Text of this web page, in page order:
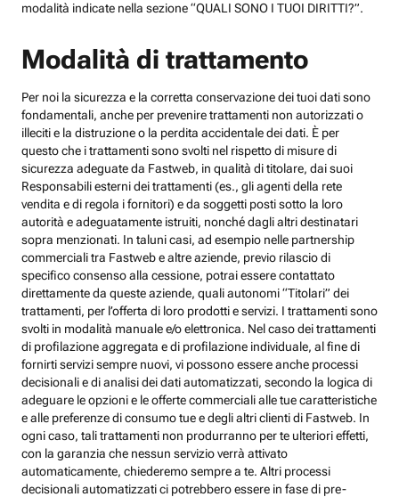
modalità indicate nella sezione “QUALI SONO I TUOI DIRITTI?”.
Modalità di trattamento
Per noi la sicurezza e la corretta conservazione dei tuoi dati sono
fondamentali, anche per prevenire trattamenti non autorizzati o
illeciti e la distruzione o la perdita accidentale dei dati. È per
questo che i trattamenti sono svolti nel rispetto di misure di
sicurezza adeguate da Fastweb, in qualità di titolare, dai suoi
Responsabili esterni dei trattamenti (es., gli agenti della rete
vendita e di regola i fornitori) e da soggetti posti sotto la loro
autorità e adeguatamente istruiti, nonché dagli altri destinatari
sopra menzionati. In taluni casi, ad esempio nelle partnership
commerciali tra Fastweb e altre aziende, previo rilascio di
specifico consenso alla cessione, potrai essere contattato
direttamente da queste aziende, quali autonomi “Titolari” dei
trattamenti, per l’offerta di loro prodotti e servizi. I trattamenti sono
svolti in modalità manuale e/o elettronica. Nel caso dei trattamenti
di profilazione aggregata e di profilazione individuale, al fine di
fornirti servizi sempre nuovi, vi possono essere anche processi
decisionali e di analisi dei dati automatizzati, secondo la logica di
adeguare le opzioni e le offerte commerciali alle tue caratteristiche
e alle preferenze di consumo tue e degli altri clienti di Fastweb. In
ogni caso, tali trattamenti non produrranno per te ulteriori effetti,
con la garanzia che nessun servizio verrà attivato
automaticamente, chiederemo sempre a te. Altri processi
decisionali automatizzati ci potrebbero essere in fase di pre-